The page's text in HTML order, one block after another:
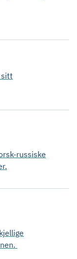
sitt
russiske